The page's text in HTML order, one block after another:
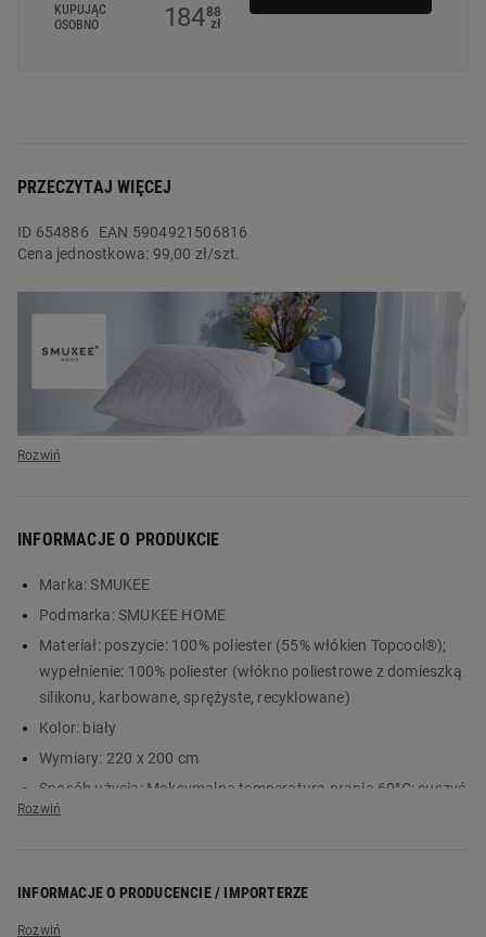
KUPUJĄC
OSOBNO
18488
zł
PRZECZYTAJ WIĘCEJ
ID 654886
EAN 5904921506816
Cena jednostkowa: 99,00 zł/szt.
Letnia kołdra
TOPCOOL®
220 x 200 cm
od SMUKEE HOME
dla alergików
INFORMACJE O PRODUKCIE
Marka:SMUKEE
Podmarka:SMUKEE HOME
Materiał: poszycie: 100% poliester (55% włókien Topcool®);
wypełnienie: 100% poliester (włókno poliestrowe z domieszką
silikonu, karbowane, sprężyste, recyklowane)
Kolor: biały
Wymiary: 220 x 200 cm
Sposób użycia: Maksymalna temperatura prania 60°C; suszyć
bez ociekania rozłożoną na płasko, nie bielić, nie prasować,
w temperaturze min. 60°C oraz poddawać okresowemu
INFORMACJE O PRODUCENCIE / IMPORTERZE
Nazwa producenta: